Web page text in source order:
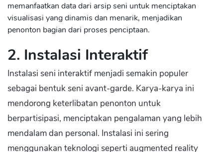
memanfaatkan data dari arsip seni untuk menciptakan
visualisasi yang dinamis dan menarik, menjadikan
penonton bagian dari proses penciptaan.
2. Instalasi Interaktif
Instalasi seni interaktif menjadi semakin populer
sebagai bentuk seni avant-garde. Karya-karya ini
mendorong keterlibatan penonton untuk
berpartisipasi, menciptakan pengalaman yang lebih
mendalam dan personal. Instalasi ini sering
menggunakan teknologi seperti augmented reality